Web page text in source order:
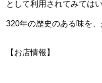
として利用されてみては
320年の歴史のある味を
【お店情報】